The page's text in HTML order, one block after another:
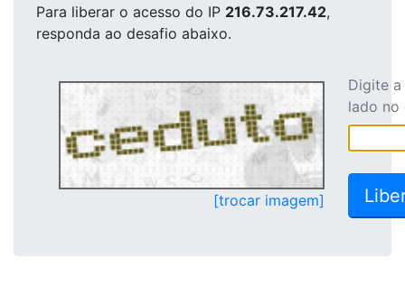
Para liberar o acesso do IP 216.73.217.42,
responda ao desafio abaixo.
[trocar imagem]
Digite
lado no